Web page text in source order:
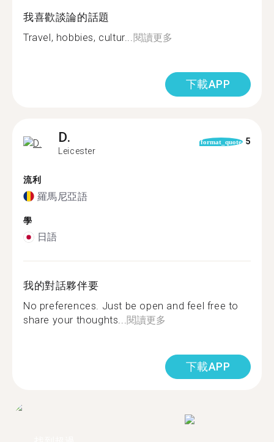
我喜歡談論的話題
Travel, hobbies, cultur...閱讀更多
下載APP
D.
Leicester
format_quote 5
流利
羅馬尼亞語
學
日語
我的對話夥伴要
No preferences. Just be open and feel free to
share your thoughts...閱讀更多
下載APP